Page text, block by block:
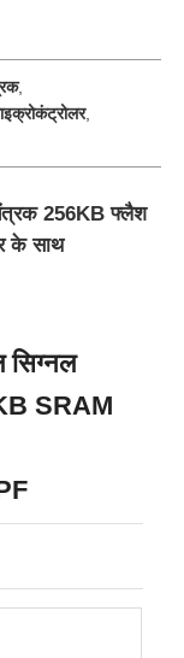
,
,
256KB फ्लैश
के साथ
सिग्नल
SRAM